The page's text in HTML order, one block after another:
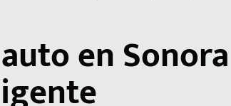
en Sonora